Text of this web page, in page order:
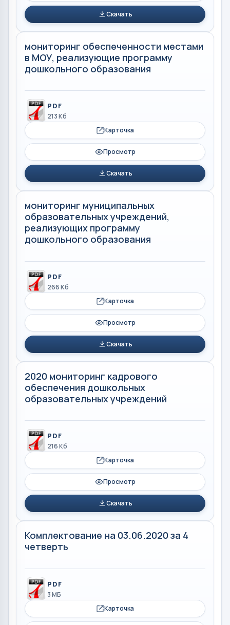
Скачать
мониторинг обеспеченности местами
в МОУ, реализующие программу
дошкольного образования
PDF
213 Кб
Карточка
Просмотр
Скачать
мониторинг муниципальных
образовательных учреждений,
реализующих программу
дошкольного образования
PDF
266 Кб
Карточка
Просмотр
Скачать
2020 мониторинг кадрового
обеспечения дошкольных
образовательных учреждений
PDF
216 Кб
Карточка
Просмотр
Скачать
Комплектование на 03.06.2020 за 4
четверть
PDF
3 МБ
Карточка